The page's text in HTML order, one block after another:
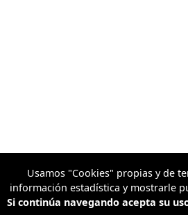
Usamos "Cookies" propias y de
información estadística y mostrarle
Si continúa navegando acepta su